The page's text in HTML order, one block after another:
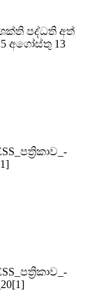
පද්ධති අත්
අගෝස්තු 13